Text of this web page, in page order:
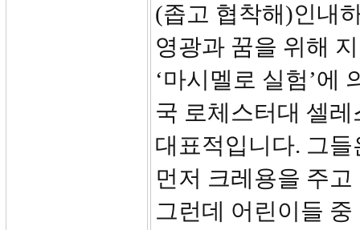
(좁고 협착해)인내
영광과 꿈을 위해
‘마시멜로 실험’에
국 로체스터대 셀
대표적입니다. 그
먼저 크레용을 주
그런데 어린이들